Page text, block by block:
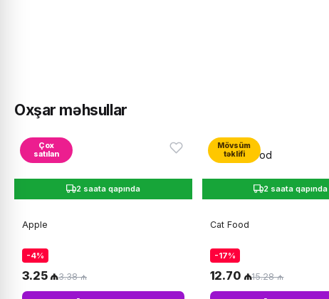
Oxşar məhsullar
Çox
satılan
2 saata qapında
Apple
-4%
3.25 ₼3.38 ₼
Mövsüm
təklifi
2 saata qapında
Cat Food
-17%
12.70 ₼15.28 ₼